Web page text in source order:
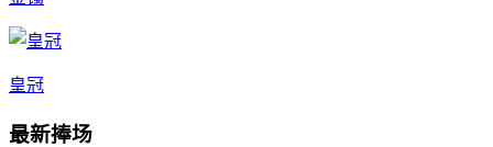
皇冠
最新捧场